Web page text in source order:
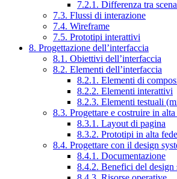
7.2.1. Differenza tra
7.3. Flussi di interazione
7.4. Wireframe
7.5. Prototipi interattivi
8. Progettazione dell’interfaccia
8.1. Obiettivi dell’interfaccia
8.2. Elementi dell’interfaccia
8.2.1. Elementi di
8.2.2. Elementi interattivi
8.2.3. Elementi testuali
8.3. Progettare e costruire in alta
8.3.1. Layout di pagina
8.3.2. Prototipi in alta
8.4. Progettare con il design
8.4.1. Documentazione
8.4.2. Benefici del design